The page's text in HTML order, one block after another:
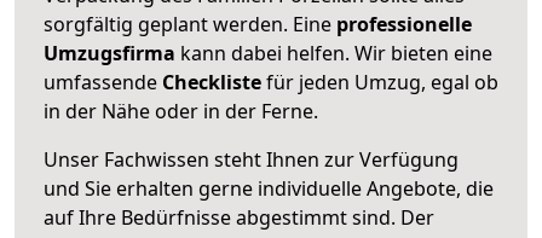
sorgfältig geplant werden. Eine professionelle
Umzugsfirma kann dabei helfen. Wir bieten eine
umfassende Checklistefür jeden Umzug, egal ob
in der Nähe oder in der Ferne.
Unser Fachwissen steht Ihnen zur Verfügung
und Sie erhalten gerne individuelle Angebote, die
auf Ihre Bedürfnisse abgestimmt sind. Der